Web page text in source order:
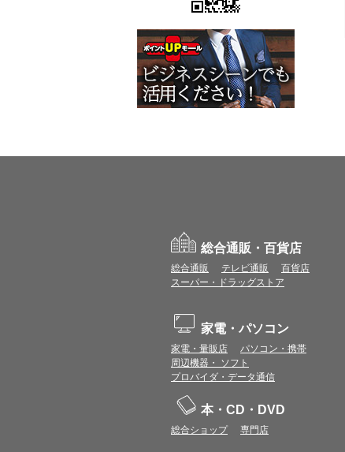
総合通販・百貨店
総合通販 テレビ通販
百貨店
スーパー・ドラッグストア
家電・パソコン
家電・量販店
パソコン・携帯
周辺機器・ ソフト
プロバイダ・データ通信
本・CD・DVD
総合ショップ 専門店